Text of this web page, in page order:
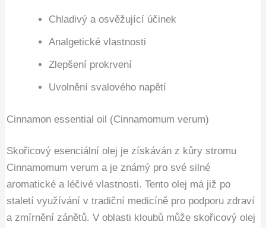
Chladivý a osvěžující účinek
Analgetické vlastnosti
Zlepšení prokrvení
Uvolnění svalového napětí
Cinnamon essential oil (Cinnamomum verum)
Skořicový esenciální olej je získáván z kůry stromu
Cinnamomum verum a je známý pro své silné
aromatické a léčivé vlastnosti. Tento olej má již po
staletí využívání v tradiční medicíně pro podporu zdraví
a zmírnění zánětů. V oblasti kloubů může skořicový olej